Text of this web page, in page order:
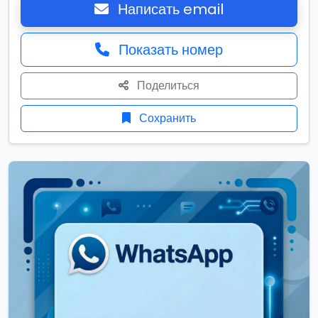
Написать email
Показать номер
Поделиться
Сохранить